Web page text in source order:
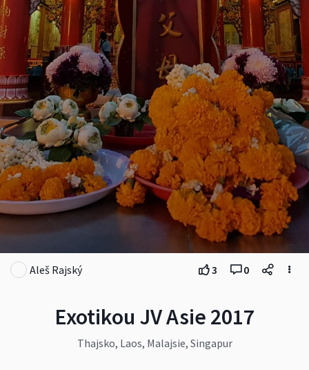
Exotikou JV Asie 2017
Thajsko, Laos, Malajsie, Singapur
Aleš Rajský 3 0